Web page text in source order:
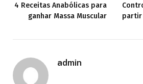
4 Receitas Anabólicas para
ganhar Massa Muscular
partir
admin